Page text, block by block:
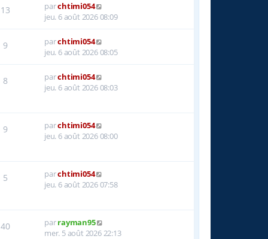
13 parchtimi054
jeu. 6 août 2026 08:09
9 parchtimi054
jeu. 6 août 2026 08:05
8 parchtimi054
jeu. 6 août 2026 08:03
9 parchtimi054
jeu. 6 août 2026 08:00
5 parchtimi054
jeu. 6 août 2026 07:58
40 parrayman95
mer. 5 août 2026 22:13